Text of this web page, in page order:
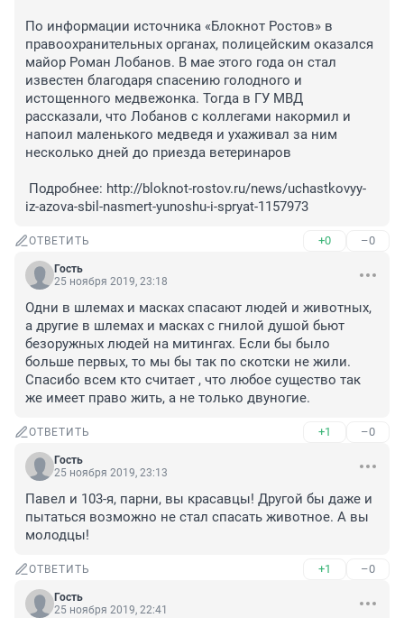
По информации источника «Блокнот Ростов» в
правоохранительных органах, полицейским оказался
майор Роман Лобанов. В мае этого года он стал
известен благодаря спасению голодного и
истощенного медвежонка. Тогда в ГУ МВД
рассказали, что Лобанов с коллегами накормил и
напоил маленького медведя и ухаживал за ним
несколько дней до приезда ветеринаров
Подробнее: http://bloknot-rostov.ru/news/uchastkovyy-
iz-azova-sbil-nasmert-yunoshu-i-spryat-1157973
ОТВЕТИТЬ +0 –0
Гость
25 ноября 2019, 23:18
Одни в шлемах и масках спасают людей и животных,
а другие в шлемах и масках с гнилой душой бьют
безоружных людей на митингах. Если бы было
больше первых, то мы бы так по скотски не жили.
Спасибо всем кто считает , что любое существо так
же имеет право жить, а не только двуногие.
ОТВЕТИТЬ +1 –0
Гость
25 ноября 2019, 23:13
Павел и 103-я, парни, вы красавцы! Другой бы даже и
пытаться возможно не стал спасать животное. А вы
молодцы!
ОТВЕТИТЬ +1 –0
Гость
25 ноября 2019, 22:41